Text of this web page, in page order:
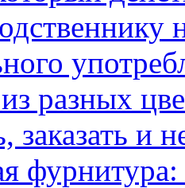
разных
заказать и
фурнитура: